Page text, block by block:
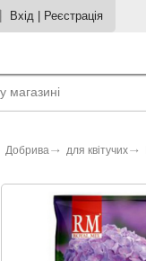
Вхід Реєстрація
Добрива для квітучих